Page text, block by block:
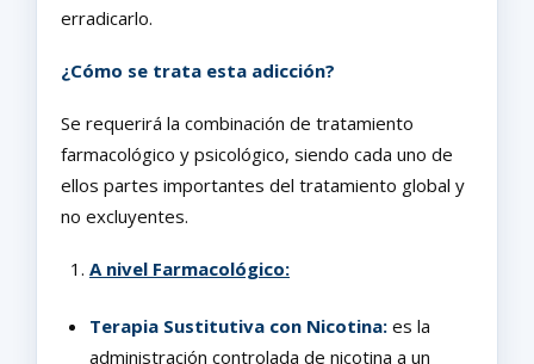
erradicarlo.
¿Cómo se trata esta adicción?
Se requerirá la combinación de tratamiento
farmacológico y psicológico, siendo cada uno de
ellos partes importantes del tratamiento global y
no excluyentes.
A nivel Farmacológico:
Terapia Sustitutiva con Nicotina: es la
administración controlada de nicotina a un